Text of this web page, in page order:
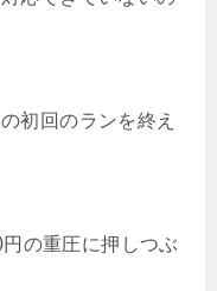
初回のランを終え
の重圧に押しつぶ